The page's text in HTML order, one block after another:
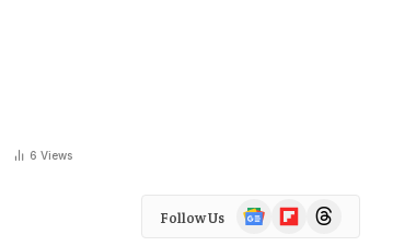
6 Views
Follow Us
Google
News
FlipboardThreads